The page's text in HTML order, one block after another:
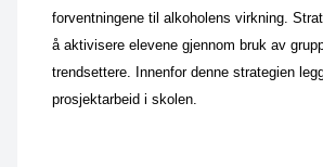
forventningene til alkoholens virkning.
å aktivisere elevene gjennom bruk av
trendsettere. Innenfor denne strategien
prosjektarbeid i skolen.